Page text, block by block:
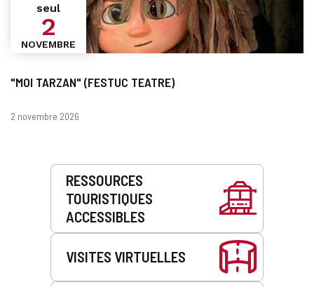
"MOI TARZAN" (FESTUC TEATRE)
seul
2
NOVEMBRE
Dates
2 novembre 2026
Prestations
RESSOURCES
TOURISTIQUES
ACCESSIBLES
VISITES VIRTUELLES